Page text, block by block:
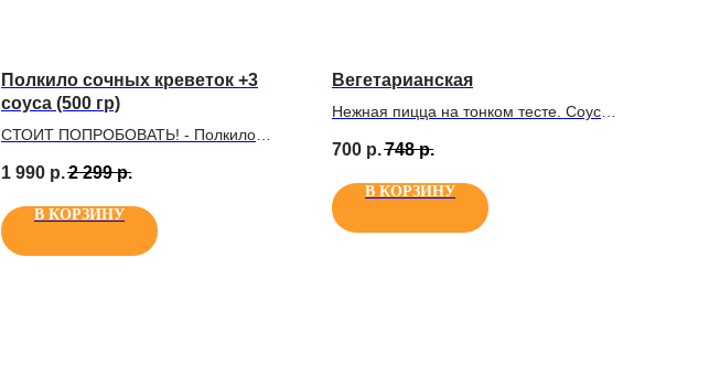
Полкило сочных креветок +3
соуса (500 гр)
СТОИТ ПОПРОБОВАТЬ! - Полкило
хрустящей корочке, приготовленные
во фритюре. Вкусное блюдо для
большой компании и веселого
застолья! В комплекте 3 соуса на
1 990 р.2 299 р.
В КОРЗИНУ
Вегетарианская
Нежная пицца на тонком тесте. Соус
моцарелла, свежие шампиньоны,
свежие томаты, свежий цуккини,
свежий болгарский перец, свежий
баклажан, свежая зелень, прованские
700 р.748 р.
В КОРЗИНУ